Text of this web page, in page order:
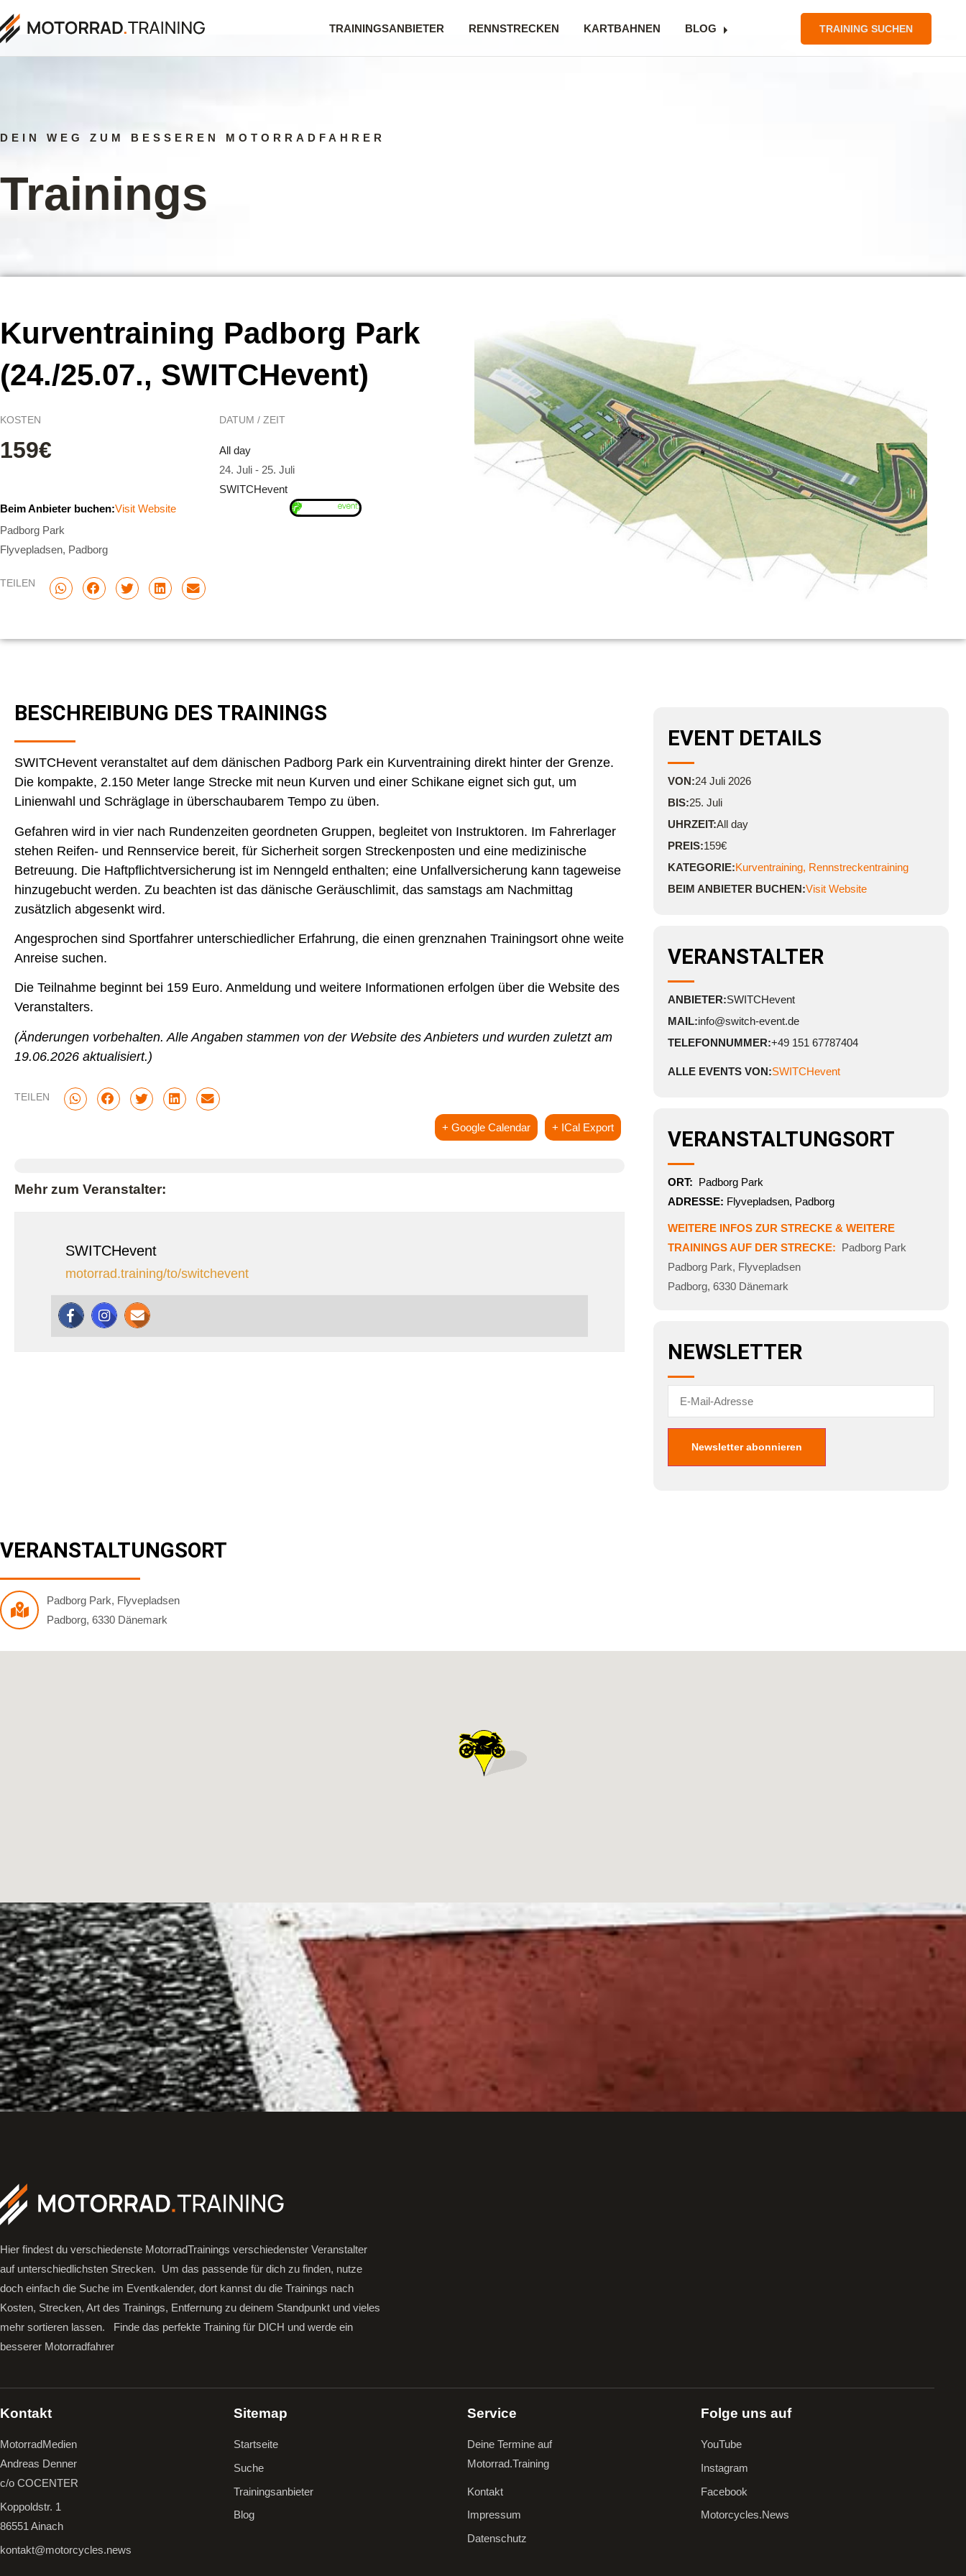
TRAININGSANBIETER RENNSTRECKEN KARTBAHNEN BLOG TRAINING SUCHEN
DEIN WEG ZUM BESSEREN MOTORRADFAHRER
Trainings
Kurventraining Padborg Park
(24./25.07., SWITCHevent)
KOSTEN
159€
DATUM / ZEIT
All day
24. Juli - 25. Juli
SWITCHevent
Beim Anbieter buchen:Visit Website
Padborg Park
Flyvepladsen, Padborg
TEILEN
BESCHREIBUNG DES TRAININGS
SWITCHevent veranstaltet auf dem dänischen Padborg Park ein Kurventraining direkt hinter der Grenze.
Die kompakte, 2.150 Meter lange Strecke mit neun Kurven und einer Schikane eignet sich gut, um
Linienwahl und Schräglage in überschaubarem Tempo zu üben.
Gefahren wird in vier nach Rundenzeiten geordneten Gruppen, begleitet von Instruktoren. Im Fahrerlager
stehen Reifen- und Rennservice bereit, für Sicherheit sorgen Streckenposten und eine medizinische
Betreuung. Die Haftpflichtversicherung ist im Nenngeld enthalten; eine Unfallversicherung kann tageweise
hinzugebucht werden. Zu beachten ist das dänische Geräuschlimit, das samstags am Nachmittag
zusätzlich abgesenkt wird.
Angesprochen sind Sportfahrer unterschiedlicher Erfahrung, die einen grenznahen Trainingsort ohne weite
Anreise suchen.
Die Teilnahme beginnt bei 159 Euro. Anmeldung und weitere Informationen erfolgen über die Website des
Veranstalters.
(Änderungen vorbehalten. Alle Angaben stammen von der Website des Anbieters und wurden zuletzt am
19.06.2026 aktualisiert.)
TEILEN
+ Google Calendar + ICal Export
Mehr zum Veranstalter:
SWITCHevent
motorrad.training/to/switchevent
EVENT DETAILS
VON:24 Juli 2026
BIS:25. Juli
UHRZEIT:All day
PREIS:159€
KATEGORIE:Kurventraining, Rennstreckentraining
BEIM ANBIETER BUCHEN:Visit Website
VERANSTALTER
ANBIETER:SWITCHevent
MAIL:info@switch-event.de
TELEFONNUMMER:+49 151 67787404
ALLE EVENTS VON:SWITCHevent
VERANSTALTUNGSORT
ORT: Padborg Park
ADRESSE: Flyvepladsen, Padborg
WEITERE INFOS ZUR STRECKE & WEITERE
TRAININGS AUF DER STRECKE: Padborg Park
Padborg Park, Flyvepladsen
Padborg, 6330 Dänemark
NEWSLETTER
VERANSTALTUNGSORT
Padborg Park, Flyvepladsen
Padborg, 6330 Dänemark
Hier findest du verschiedenste MotorradTrainings verschiedenster Veranstalter
auf unterschiedlichsten Strecken. Um das passende für dich zu finden, nutze
doch einfach die Suche im Eventkalender, dort kannst du die Trainings nach
Kosten, Strecken, Art des Trainings, Entfernung zu deinem Standpunkt und vieles
mehr sortieren lassen. Finde das perfekte Training für DICH und werde ein
besserer Motorradfahrer
Kontakt
MotorradMedien
Andreas Denner
c/o COCENTER
Koppoldstr. 1
86551 Ainach
kontakt@motorcycles.news
Sitemap
Startseite
Suche
Trainingsanbieter
Blog
Service
Deine Termine auf
Motorrad.Training
Kontakt
Impressum
Datenschutz
Folge uns auf
YouTube
Instagram
Facebook
Motorcycles.News